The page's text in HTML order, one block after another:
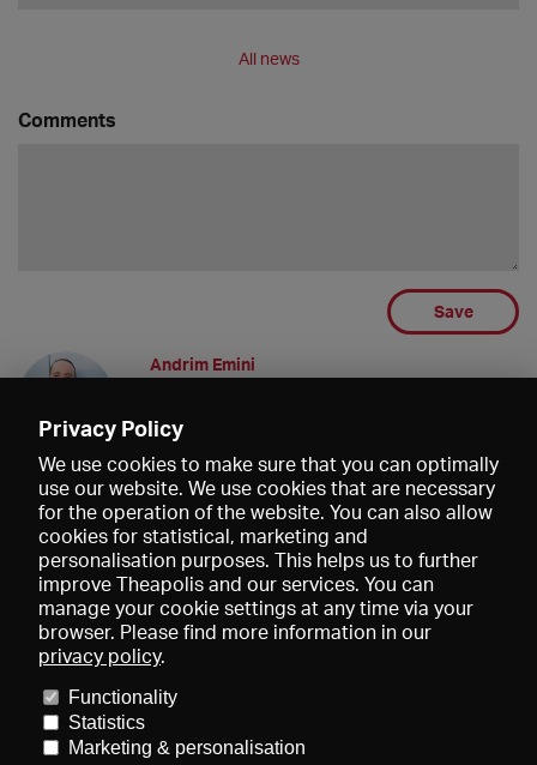
All news
Comments
Save
Andrim Emini
About us
Imprint
Privacy Policy
We use cookies to make sure that you can optimally
use our website. We use cookies that are necessary
for the operation of the website. You can also allow
cookies for statistical, marketing and
personalisation purposes. This helps us to further
improve Theapolis and our services. You can
manage your cookie settings at any time via your
browser. Please find more information in our
privacy policy.
Functionality
Statistics
Marketing & personalisation